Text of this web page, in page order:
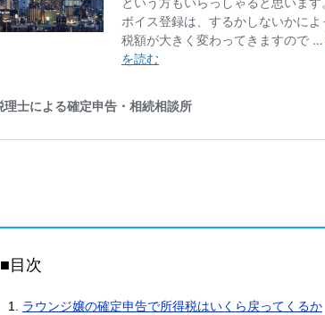
■目次
ラウンジ嬢の確定申告で所得税はいくら戻ってくるか